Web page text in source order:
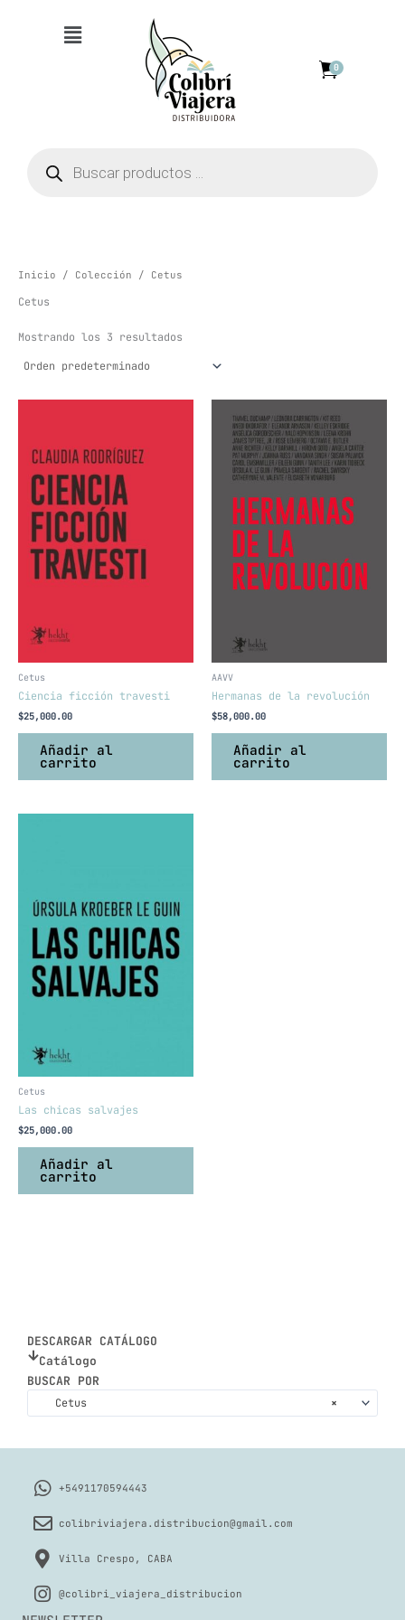
Menú
0
productos
DESCARGAR CATÁLOGO
Catálogo
BUSCAR POR
×
Cetus
Inicio / Colección / Cetus
Cetus
Mostrando los 3 resultados
Cetus
Ciencia ficción travesti
$25,000.00
Añadir al
carrito
AAVV
Hermanas de la revolución
$58,000.00
Añadir al
carrito
Cetus
Las chicas salvajes
$25,000.00
Añadir al
carrito
+5491170594443
colibriviajera.distribucion@gmail.com
Villa Crespo, CABA
@colibri_viajera_distribucion